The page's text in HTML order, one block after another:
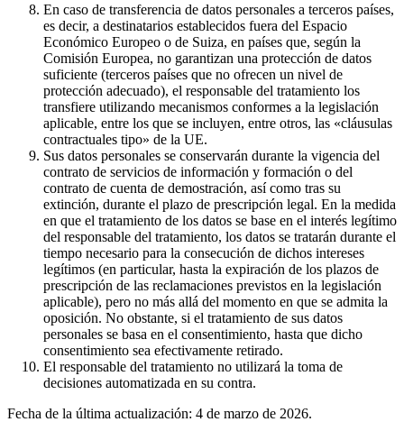
En caso de transferencia de datos personales a terceros países,
es decir, a destinatarios establecidos fuera del Espacio
Económico Europeo o de Suiza, en países que, según la
Comisión Europea, no garantizan una protección de datos
suficiente (terceros países que no ofrecen un nivel de
protección adecuado), el responsable del tratamiento los
transfiere utilizando mecanismos conformes a la legislación
aplicable, entre los que se incluyen, entre otros, las «cláusulas
contractuales tipo» de la UE.
Sus datos personales se conservarán durante la vigencia del
contrato de servicios de información y formación o del
contrato de cuenta de demostración, así como tras su
extinción, durante el plazo de prescripción legal. En la medida
en que el tratamiento de los datos se base en el interés legítimo
del responsable del tratamiento, los datos se tratarán durante el
tiempo necesario para la consecución de dichos intereses
legítimos (en particular, hasta la expiración de los plazos de
prescripción de las reclamaciones previstos en la legislación
aplicable), pero no más allá del momento en que se admita la
oposición. No obstante, si el tratamiento de sus datos
personales se basa en el consentimiento, hasta que dicho
consentimiento sea efectivamente retirado.
El responsable del tratamiento no utilizará la toma de
decisiones automatizada en su contra.
Fecha de la última actualización: 4 de marzo de 2026.